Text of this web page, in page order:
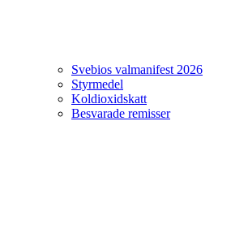
Svebios valmanifest 2026
Styrmedel
Koldioxidskatt
Besvarade remisser